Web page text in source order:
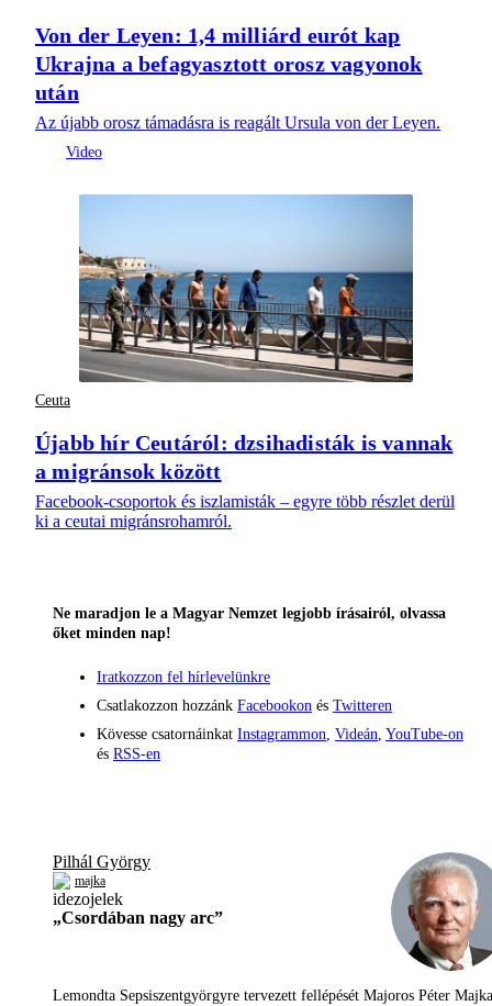
Von der Leyen: 1,4 milliárd eurót kap
Ukrajna a befagyasztott orosz vagyonok
után
Az újabb orosz támadásra is reagált Ursula von der Leyen.
Ceuta
Újabb hír Ceutáról: dzsihadisták is vannak
a migránsok között
Facebook-csoportok és iszlamisták – egyre több részlet derül
ki a ceutai migránsrohamról.
Ne maradjon le a Magyar Nemzet legjobb írásairól, olvassa
őket minden nap!
Iratkozzon fel hírlevelünkre
Csatlakozzon hozzánk Facebookon és Twitteren
Kövesse csatornáinkat Instagrammon, Videán, YouTube-on
és RSS-en
Pilhál György
majka
„Csordában nagy arc”
Lemondta Sepsiszentgyörgyre tervezett fellépését Majoros Péter